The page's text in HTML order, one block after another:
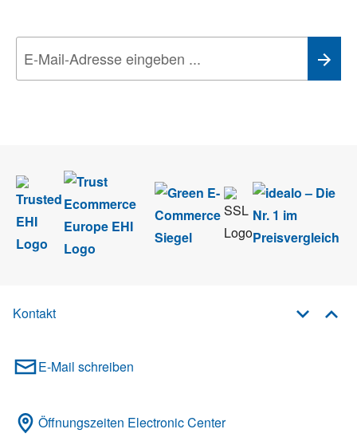
Kontakt
E-Mail schreiben
Öffnungszeiten Electronic Center